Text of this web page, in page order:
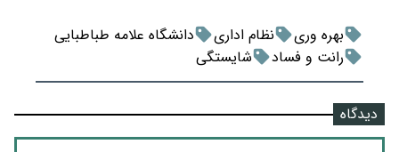
بهره وری نظام اداری
دانشگاه علامه طباطبایی
رانت و فساد
شایستگی
دیدگاه